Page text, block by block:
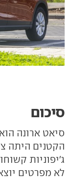
סיכום
סיאט ארונה
הקטנים היתה
ג'יפוניות
לא מפרטים